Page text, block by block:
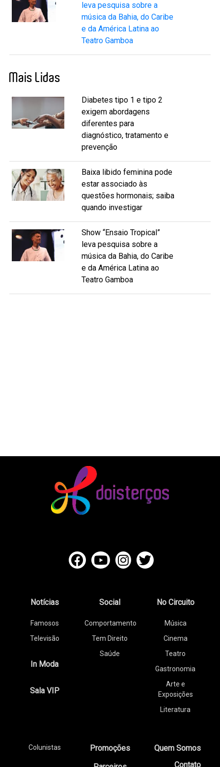
leva pesquisa sobre a
música da Bahia, do Caribe
e da América Latina ao
Teatro Gamboa
Mais Lidas
Diabetes tipo 1 e tipo 2
exigem abordagens
diferentes para
diagnóstico, tratamento e
prevenção
Baixa libido feminina pode
estar associado às
questões hormonais; saiba
quando investigar
Show “Ensaio Tropical”
leva pesquisa sobre a
música da Bahia, do Caribe
e da América Latina ao
Teatro Gamboa
Notícias
Famosos
Televisão
In Moda
Sala VIP
Social
Comportamento
Tem Direito
Saúde
No Circuito
Música
Cinema
Teatro
Gastronomia
Arte e
Exposições
Literatura
Colunistas
Promoções
Quem Somos
Contato